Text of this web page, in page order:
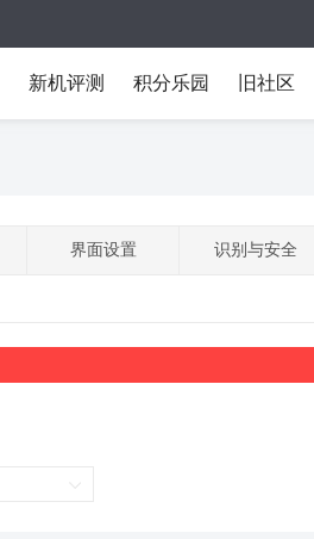
新机评测 积分乐园 旧社区
界面设置 识别与安全